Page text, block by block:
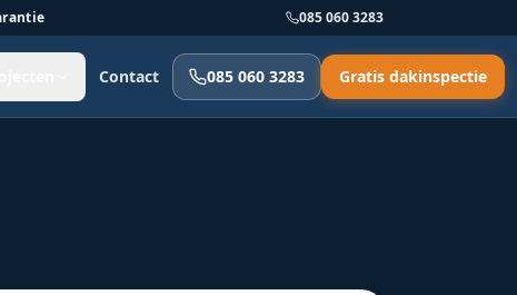
085 060 3283
Contact 085 060 3283 Gratis dakinspectie